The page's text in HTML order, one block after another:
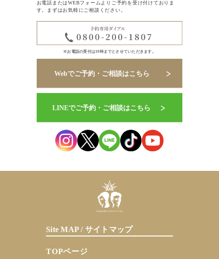
お電話またはWEBフォームよりご予約を受け付けておりま
す。まずはお気軽にご相談ください。
※お電話の受付は19時までとさせていただきます。
Site MAP / サイトマップ
TOPページ